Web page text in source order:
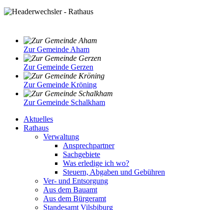
Zur Gemeinde Aham
Zur Gemeinde Gerzen
Zur Gemeinde Kröning
Zur Gemeinde Schalkham
Aktuelles
Rathaus
Verwaltung
Ansprechpartner
Sachgebiete
Was erledige ich wo?
Steuern, Abgaben und Gebühren
Ver- und Entsorgung
Aus dem Bauamt
Aus dem Bürgeramt
Standesamt Vilsbiburg